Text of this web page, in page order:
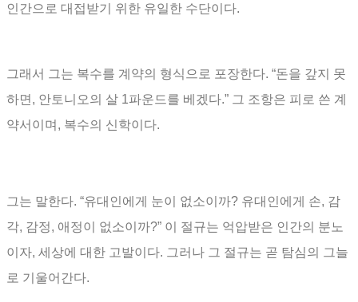
인간으로 대접받기 위한 유일한 수단이다.
그래서 그는 복수를 계약의 형식으로 포장한다. “돈을 갚지 못
하면, 안토니오의 살 1파운드를 베겠다.” 그 조항은 피로 쓴 계
약서이며 , 복수의 신학이다.
그는 말한다. “유대인에게 눈이 없소이까? 유대인에게 손, 감
각, 감정, 애정이 없소이까?” 이 절규는 억압받은 인간의 분노
이자, 세상에 대한 고발이다. 그러나 그 절규는 곧 탐심의 그늘
로 기울어간다.